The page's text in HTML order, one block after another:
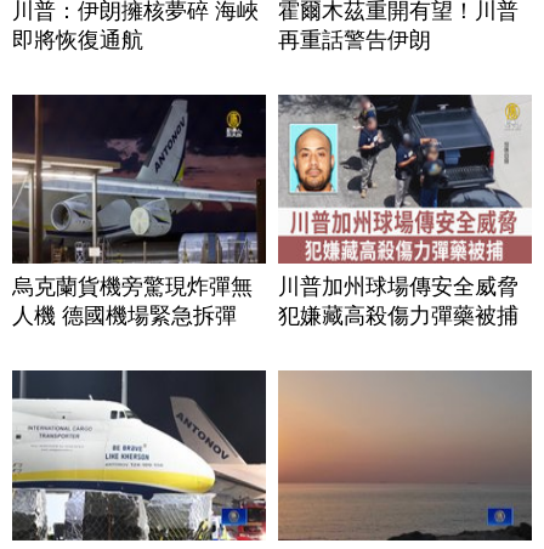
川普：伊朗擁核夢碎 海峽
即將恢復通航
霍爾木茲重開有望！川普
再重話警告伊朗
烏克蘭貨機旁驚現炸彈無
人機 德國機場緊急拆彈
川普加州球場傳安全威脅
犯嫌藏高殺傷力彈藥被捕